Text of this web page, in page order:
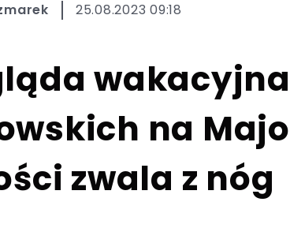
25.08.2023 09:18
na
zwala z nóg